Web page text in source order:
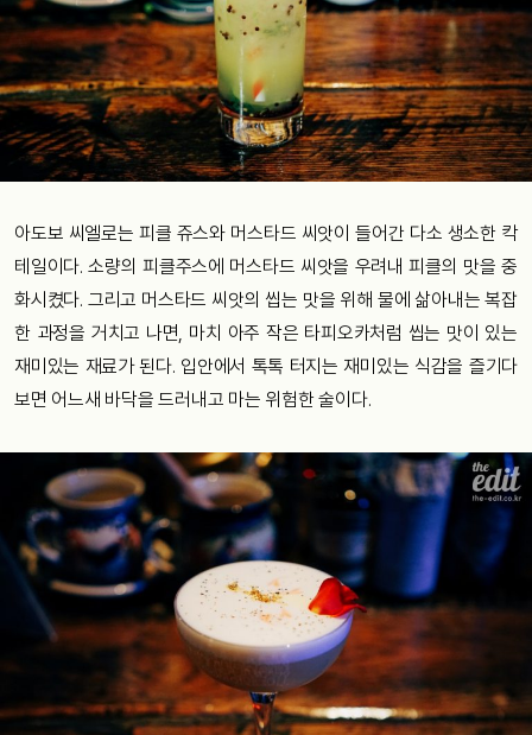
아도보 씨엘로는 피클 쥬스와 머스타드 씨앗이 들어간 다소 생소한 칵
테일이다. 소량의 피클주스에 머스타드 씨앗을 우려내 피클의 맛을 중
화시켰다. 그리고 머스타드 씨앗의 씹는 맛을 위해 물에 삶아내는 복잡
한 과정을 거치고 나면, 마치 아주 작은 타피오카처럼 씹는 맛이 있는
재미있는 재료가 된다. 입안에서 톡톡 터지는 재미있는 식감을 즐기다
보면 어느새 바닥을 드러내고 마는 위험한 술이다.